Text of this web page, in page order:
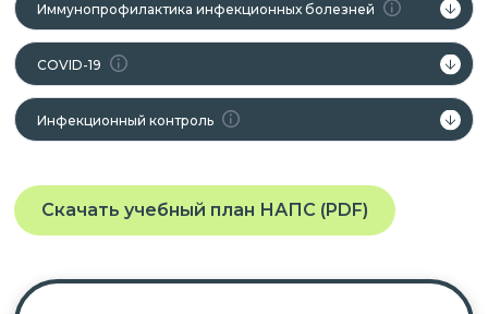
Иммунопрофилактика инфекционных болезней
COVID-19
Инфекционный контроль
Скачать учебный план НАПС (PDF)